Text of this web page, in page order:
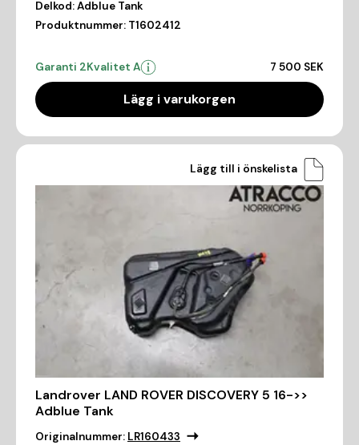
Delkod:Adblue Tank
Produktnummer: T1602412
Garanti 2Kvalitet A 7 500 SEK
Lägg i varukorgen
Lägg till i önskelista
Landrover LAND ROVER DISCOVERY 5 16->>
Adblue Tank
Originalnummer: LR160433